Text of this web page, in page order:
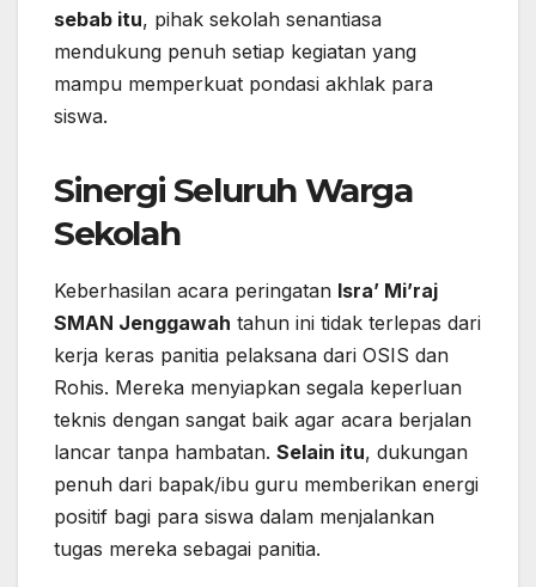
sebab itu, pihak sekolah senantiasa
mendukung penuh setiap kegiatan yang
mampu memperkuat pondasi akhlak para
siswa.
Sinergi Seluruh Warga
Sekolah
Keberhasilan acara peringatan Isra’ Mi’raj
SMAN Jenggawah tahun ini tidak terlepas dari
kerja keras panitia pelaksana dari OSIS dan
Rohis. Mereka menyiapkan segala keperluan
teknis dengan sangat baik agar acara berjalan
lancar tanpa hambatan. Selain itu, dukungan
penuh dari bapak/ibu guru memberikan energi
positif bagi para siswa dalam menjalankan
tugas mereka sebagai panitia.